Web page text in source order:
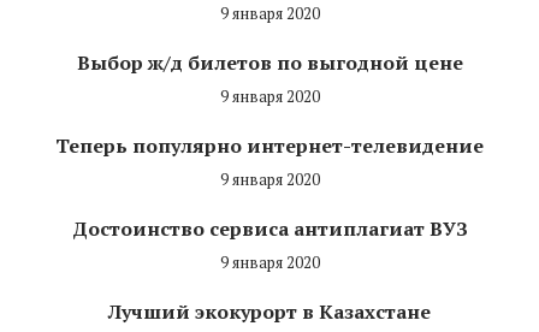
9 января 2020
Выбор ж/д билетов по выгодной цене
9 января 2020
Теперь популярно интернет-телевидение
9 января 2020
Достоинство сервиса антиплагиат ВУЗ
9 января 2020
Лучший экокурорт в Казахстане